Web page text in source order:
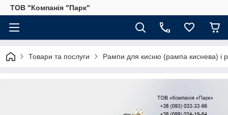
ТОВ "Компанія "Парк"
Товари та послуги Рампи для кисню (рампа киснева) і